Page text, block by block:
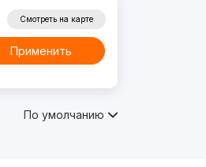
Смотреть на карте
Применить
По умолчанию